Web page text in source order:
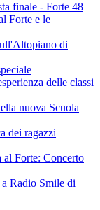
finale - Forte 48
Forte e le
di
delle classi
nuova Scuola
dei ragazzi
al Forte: Concerto
Radio Smile di